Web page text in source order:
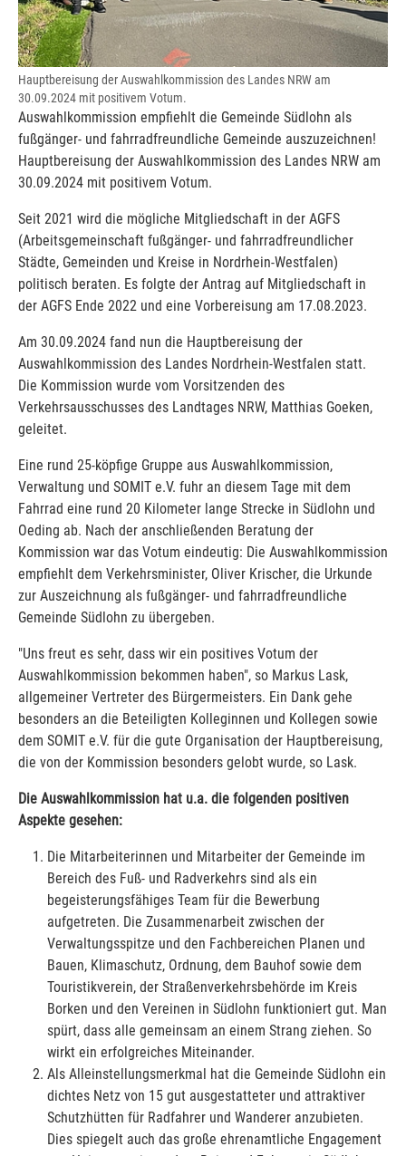
Hauptbereisung der Auswahlkommission des Landes NRW am
30.09.2024 mit positivem Votum.
Auswahlkommission empfiehlt die Gemeinde Südlohn als
fußgänger- und fahrradfreundliche Gemeinde auszuzeichnen!
Hauptbereisung der Auswahlkommission des Landes NRW am
30.09.2024 mit positivem Votum.
Seit 2021 wird die mögliche Mitgliedschaft in der AGFS
(Arbeitsgemeinschaft fußgänger- und fahrradfreundlicher
Städte, Gemeinden und Kreise in Nordrhein-Westfalen)
politisch beraten. Es folgte der Antrag auf Mitgliedschaft in
der AGFS Ende 2022 und eine Vorbereisung am 17.08.2023.
Am 30.09.2024 fand nun die Hauptbereisung der
Auswahlkommission des Landes Nordrhein-Westfalen statt.
Die Kommission wurde vom Vorsitzenden des
Verkehrsausschusses des Landtages NRW, Matthias Goeken,
geleitet.
Eine rund 25-köpfige Gruppe aus Auswahlkommission,
Verwaltung und SOMIT e.V. fuhr an diesem Tage mit dem
Fahrrad eine rund 20 Kilometer lange Strecke in Südlohn und
Oeding ab. Nach der anschließenden Beratung der
Kommission war das Votum eindeutig: Die Auswahlkommission
empfiehlt dem Verkehrsminister, Oliver Krischer, die Urkunde
zur Auszeichnung als fußgänger- und fahrradfreundliche
Gemeinde Südlohn zu übergeben.
"Uns freut es sehr, dass wir ein positives Votum der
Auswahlkommission bekommen haben", so Markus Lask,
allgemeiner Vertreter des Bürgermeisters. Ein Dank gehe
besonders an die Beteiligten Kolleginnen und Kollegen sowie
dem SOMIT e.V. für die gute Organisation der Hauptbereisung,
die von der Kommission besonders gelobt wurde, so Lask.
Die Auswahlkommission hat u.a. die folgenden positiven
Aspekte gesehen:
Die Mitarbeiterinnen und Mitarbeiter der Gemeinde im
Bereich des Fuß- und Radverkehrs sind als ein
begeisterungsfähiges Team für die Bewerbung
aufgetreten. Die Zusammenarbeit zwischen der
Verwaltungsspitze und den Fachbereichen Planen und
Bauen, Klimaschutz, Ordnung, dem Bauhof sowie dem
Touristikverein, der Straßenverkehrsbehörde im Kreis
Borken und den Vereinen in Südlohn funktioniert gut. Man
spürt, dass alle gemeinsam an einem Strang ziehen. So
wirkt ein erfolgreiches Miteinander.
Als Alleinstellungsmerkmal hat die Gemeinde Südlohn ein
dichtes Netz von 15 gut ausgestatteter und attraktiver
Schutzhütten für Radfahrer und Wanderer anzubieten.
Dies spiegelt auch das große ehrenamtliche Engagement